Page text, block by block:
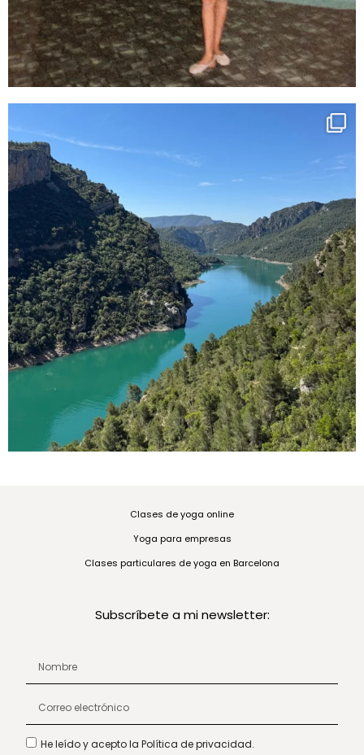
Clases de yoga online
Yoga para empresas
Clases particulares de yoga en Barcelona
Subscríbete a mi newsletter:
He leído y acepto la Política de privacidad.